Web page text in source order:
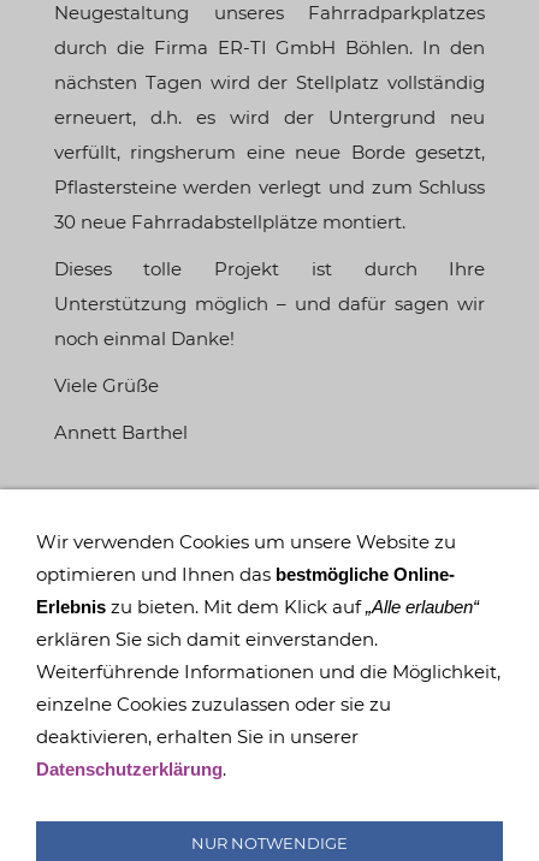
Neugestaltung unseres Fahrradparkplatzes
durch die Firma ER-TI GmbH Böhlen. In den
nächsten Tagen wird der Stellplatz vollständig
erneuert, d.h. es wird der Untergrund neu
verfüllt, ringsherum eine neue Borde gesetzt,
Pflastersteine werden verlegt und zum Schluss
30 neue Fahrradabstellplätze montiert.
Dieses tolle Projekt ist durch Ihre
Unterstützung möglich – und dafür sagen wir
noch einmal Danke!
Viele Grüße
Annett Barthel
IMPRESSUM COOKIES
SUCHEN
Wir verwenden Cookies um unsere Website zu
optimieren und Ihnen das bestmögliche Online-
Erlebnis zu bieten. Mit dem Klick auf„Alle erlauben“
erklären Sie sich damit einverstanden.
Weiterführende Informationen und die Möglichkeit,
einzelne Cookies zuzulassen oder sie zu
deaktivieren, erhalten Sie in unserer
Datenschutzerklärung.
NUR NOTWENDIGE